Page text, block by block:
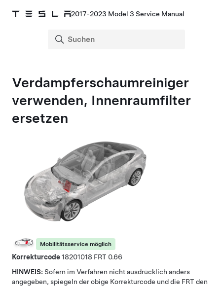
2017-2023 Model 3 Service Manual
Verdampferschaumreiniger
verwenden, Innenraumfilter
ersetzen
Mobilitätsservice möglich
Korrekturcode18201018
0.66
HINWEIS: Sofern im Verfahren nicht ausdrücklich anders
angegeben, spiegeln der obige Korrekturcode und die FRT den